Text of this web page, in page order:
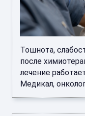
Тошнота,
после
лечение
Медикал,